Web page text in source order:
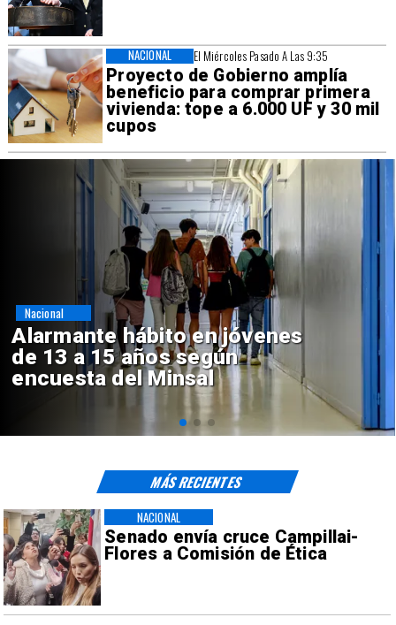
El Miércoles Pasado A Las 9:35
Proyecto de Gobierno amplía
beneficio para comprar primera
vivienda: tope a 6.000 UF y 30 mil
cupos
NACIONAL
Aprueban creación del Parque
Sebastián Piñera con inversión
de $4 mil millones
Regiones
Senado envía cruce Campillai-
Flores a Comisión de Ética
NACIONAL
MÁS RECIENTES